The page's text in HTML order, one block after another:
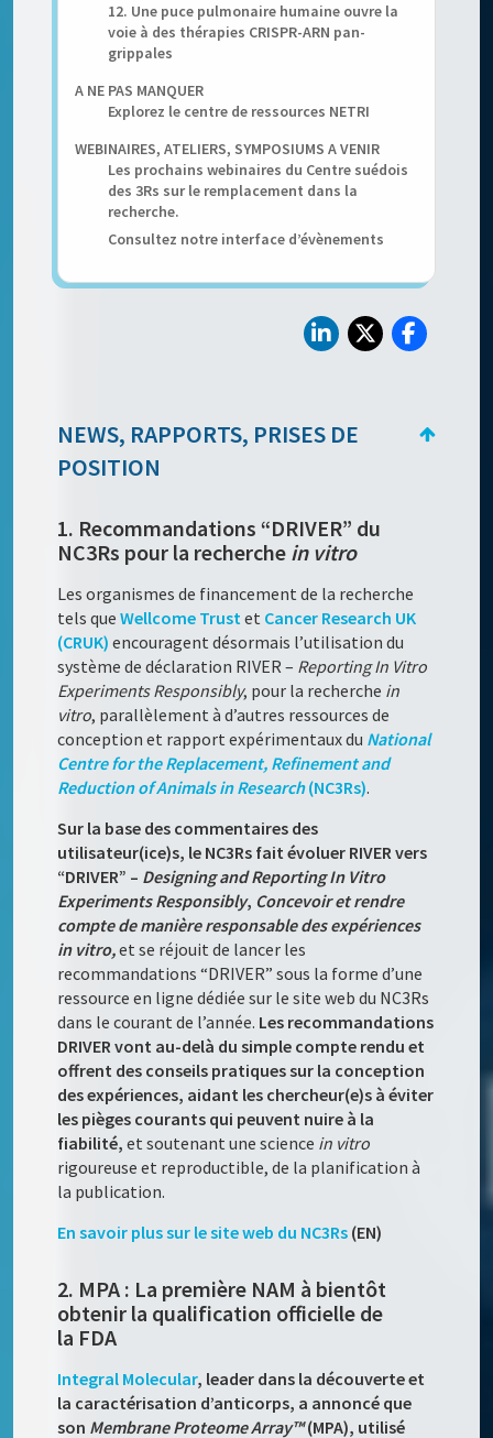
12. Une puce pulmonaire humaine ouvre la
voie à des thérapies CRISPR-ARN pan-
grippales
A NE PAS MANQUER
Explorez le centre de ressources NETRI
WEBINAIRES, ATELIERS, SYMPOSIUMS A VENIR
Les prochains webinaires du Centre suédois
des 3Rs sur le remplacement dans la
recherche.
Consultez notre interface d’évènements
NEWS, RAPPORTS, PRISES DE
POSITION
1. Recommandations “DRIVER” du
NC3Rs pour la recherche in vitro
Les organismes de financement de la recherche
tels que Wellcome Trustet Cancer Research UK
(CRUK) encouragent désormais l’utilisation du
système de déclaration RIVER – Reporting In Vitro
Experiments Responsibly, pour la recherche in
vitro, parallèlement à d’autres ressources de
conception et rapport expérimentaux du National
Centre for the Replacement, Refinement and
Reduction of Animals in Research(NC3Rs).
Sur la base des commentaires des
utilisateur(ice)s, le NC3Rs fait évoluer RIVER vers
“DRIVER” – Designing and Reporting In Vitro
Experiments Responsibly, Concevoir et rendre
compte de manière responsable des expériences
in vitro,et se réjouit de lancer les
recommandations “DRIVER” sous la forme d’une
ressource en ligne dédiée sur le site web du NC3Rs
dans le courant de l’année. Les recommandations
DRIVER vont au-delà du simple compte rendu et
offrent des conseils pratiques sur la conception
des expériences, aidant les chercheur(e)s à éviter
les pièges courants qui peuvent nuire à la
fiabilité,et soutenant une science in vitro
rigoureuse et reproductible, de la planification à
la publication.
En savoir plus sur le site web du NC3Rs (EN)
2. MPA : La première NAM à bientôt
obtenir la qualification officielle de
la FDA
Integral Molecular, leader dans la découverte et
la caractérisation d’anticorps, a annoncé que
son Membrane Proteome Array™(MPA), utilisé